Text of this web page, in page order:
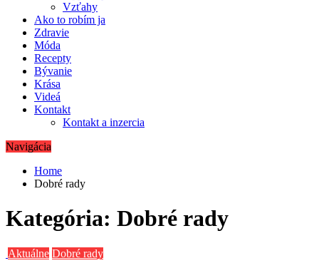
Vzťahy
Ako to robím ja
Zdravie
Móda
Recepty
Bývanie
Krása
Videá
Kontakt
Kontakt a inzercia
Navigácia
Home
Dobré rady
Kategória: Dobré rady
Aktuálne Dobré rady